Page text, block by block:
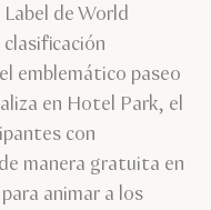
de World
emblemático paseo
en Hotel Park, el
con
manera gratuita en
animar a los